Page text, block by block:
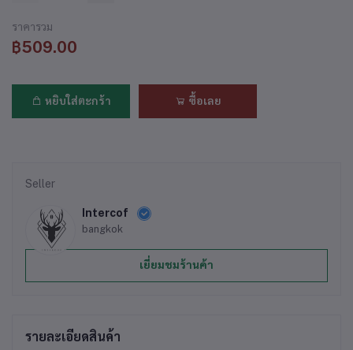
ราคารวม
฿509.00
หยิบใส่ตะกร้า ซื้อเลย
Seller
Intercof
bangkok
เยี่ยมชมร้านค้า
รายละเอียดสินค้า